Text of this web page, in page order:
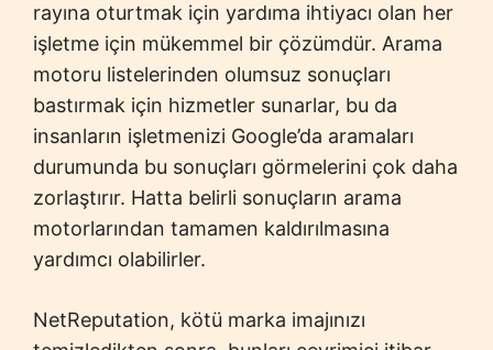
rayına oturtmak için yardıma ihtiyacı olan her
işletme için mükemmel bir çözümdür. Arama
motoru listelerinden olumsuz sonuçları
bastırmak için hizmetler sunarlar, bu da
insanların işletmenizi Google’da aramaları
durumunda bu sonuçları görmelerini çok daha
zorlaştırır. Hatta belirli sonuçların arama
motorlarından tamamen kaldırılmasına
yardımcı olabilirler.
NetReputation, kötü marka imajınızı